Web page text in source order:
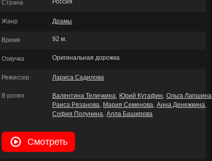
Страна Россия
Жанр Драмы
Время 92 м.
Озвучка Оригинальная дорожка
Режиссер Лариса Садилова
В ролях Валентина Теличкина Юрий Кутафин Ольга Лапшина
Раиса Рязанова
Мария Семенова Анна Денежкина
София Полунина Алла Баширова
Смотреть